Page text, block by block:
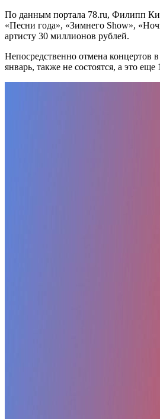
По данным портала 78.ru, Филипп
«Песни года», «Зимнего Show»,
артисту 30 миллионов рублей.
Непосредственно отмена концертов
январь, также не состоятся, а это